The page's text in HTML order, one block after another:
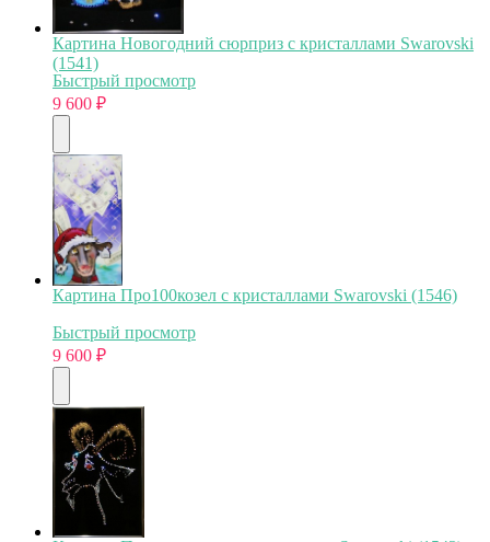
Картина Новогодний сюрприз с кристаллами Swarovski
(1541)
Быстрый просмотр
9 600 ₽
Картина Про100козел с кристаллами Swarovski (1546)
Быстрый просмотр
9 600 ₽